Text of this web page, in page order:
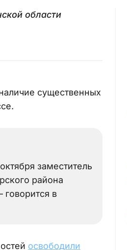
области
существенных
заместитель
района
в
освободили